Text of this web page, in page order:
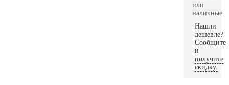
или
наличные.
Нашли
дешевле?
Сообщите
и
получите
скидку.